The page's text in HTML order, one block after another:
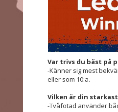
Var trivs du bäst på
-Känner sig mest
eller som 10:a.
Vilken är din
-Tvåfotad använder